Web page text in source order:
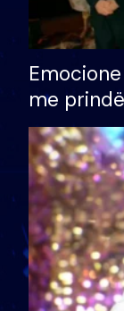
me
divorci